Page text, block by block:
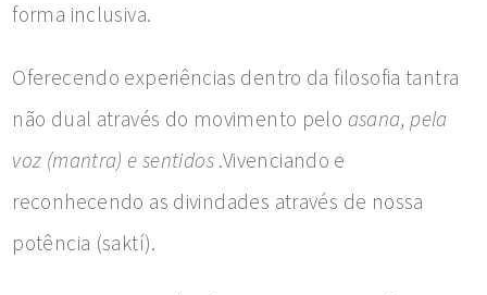
forma inclusiva.
Oferecendo experiências dentro da filosofia tantra
não dual através do movimento pelo asana, pela
voz (mantra) e sentidos .Vivenciando e
reconhecendo as divindades através de nossa
potência (saktí).